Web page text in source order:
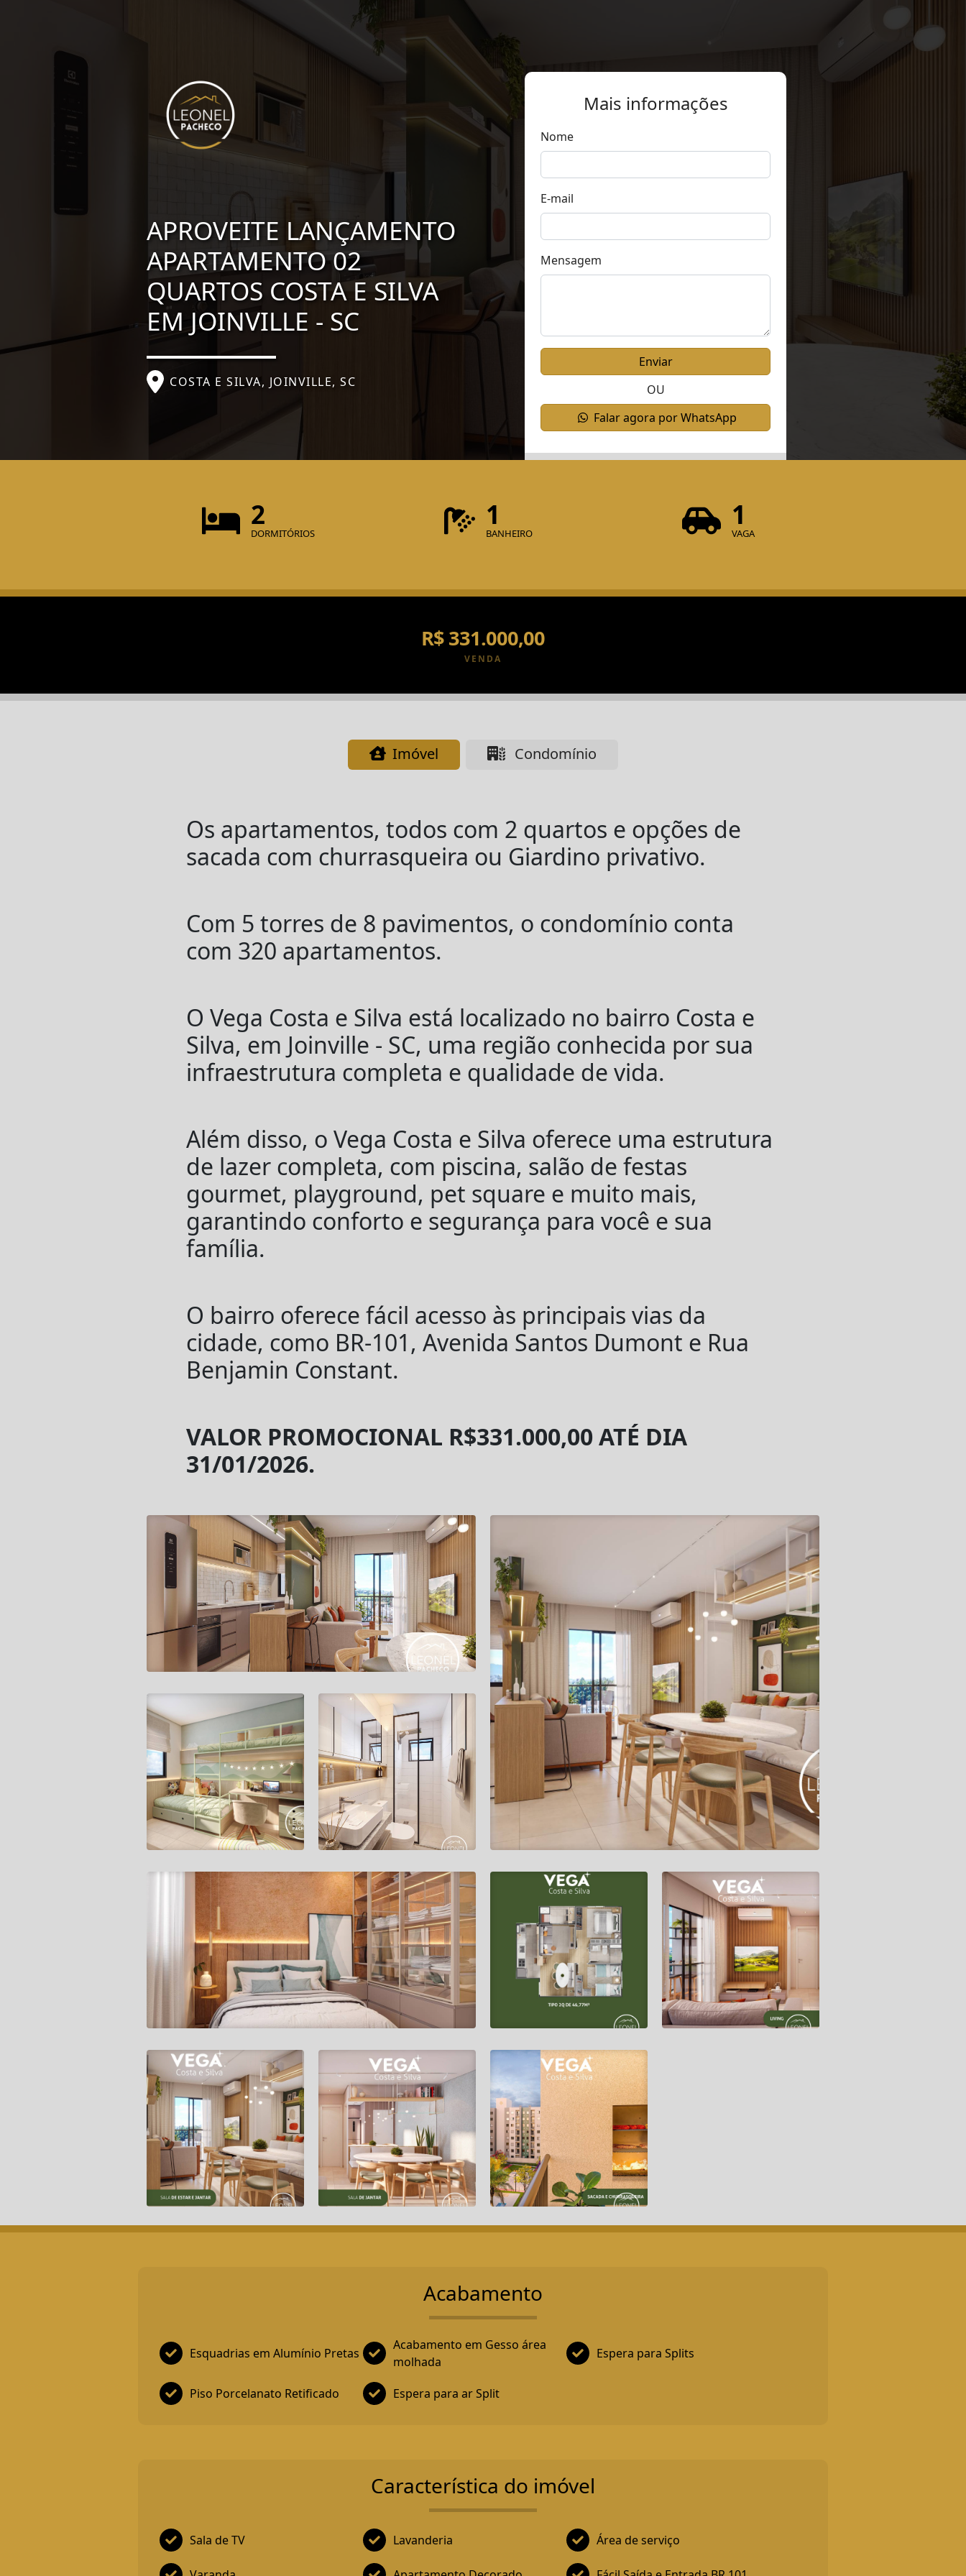
APROVEITE LANÇAMENTO
APARTAMENTO 02
QUARTOS COSTA E SILVA
EM JOINVILLE - SC
COSTA E SILVA, JOINVILLE, SC
Mais informações
Nome
E-mail
Mensagem
Enviar
OU
Falar agora por WhatsApp
2
DORMITÓRIOS
1
BANHEIRO
1
VAGA
R$ 331.000,00
VENDA
Imóvel Condomínio
Os apartamentos, todos com 2 quartos e opções de
sacada com churrasqueira ou Giardino privativo.
Com 5 torres de 8 pavimentos, o condomínio conta
com 320 apartamentos.
O Vega Costa e Silva está localizado no bairro Costa e
Silva, em Joinville - SC, uma região conhecida por sua
infraestrutura completa e qualidade de vida.
Além disso, o Vega Costa e Silva oferece uma estrutura
de lazer completa, com piscina, salão de festas
gourmet, playground, pet square e muito mais,
garantindo conforto e segurança para você e sua
família.
O bairro oferece fácil acesso às principais vias da
cidade, como BR-101, Avenida Santos Dumont e Rua
Benjamin Constant.
VALOR PROMOCIONAL R$331.000,00 ATÉ DIA
31/01/2026.
Acabamento
Esquadrias em Alumínio Pretas
Acabamento em Gesso área
molhada
Espera para Splits
Piso Porcelanato Retificado Espera para ar Split
Característica do imóvel
Sala de TV Lavanderia Área de serviço